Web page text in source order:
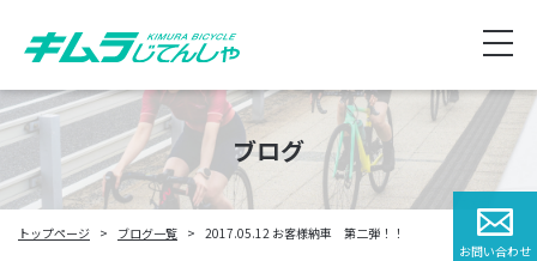
ブログ
トップページ ブログ一覧 2017.05.12 お客様納車 第二弾！！
お問い合わせ